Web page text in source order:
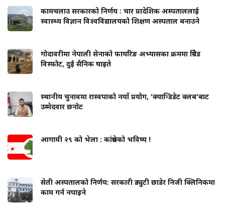
कामचलाउ सरकारको निर्णय : चार प्रादेशिक अस्पताललाई
स्वास्थ्य विज्ञान विश्वविद्यालयको शिक्षण अस्पताल बनाउने
गोदावरीमा नेपाली सेनाको फायरिङ अभ्यासका क्रममा ग्रिनेड
विस्फोट, दुई सैनिक घाइते
स्थानीय चुनावमा रास्वपाको नयाँ प्रयोग, 'क्यान्डिडेट क्लब'बाट
उम्मेदवार छनोट
आगामी २९ को भेला : कांग्रेसको भविष्य !
सेती अस्पतालको निर्णय: सरकारी ड्युटी छाडेर निजी क्लिनिकमा
काम गर्न नपाइने